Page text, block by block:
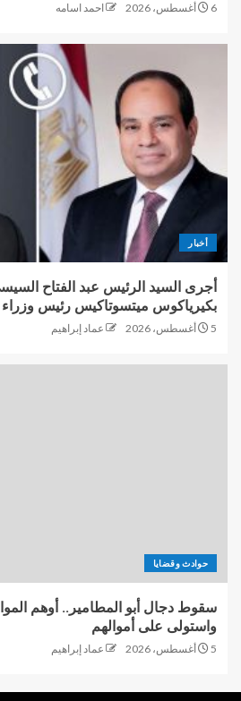
6 أغسطس، 2026 احمد اسامه
أخبار
أجرى السيد الرئيس عبد الفتاح
بكيرياكوس ميتسوتاكيس رئيس وزراء
5 أغسطس، 2026 عماد إبراهيم
حوادث وقضايا
سقوط دجال أبو المطامير.. أوهم
واستولى على أموالهم
5 أغسطس، 2026 عماد إبراهيم